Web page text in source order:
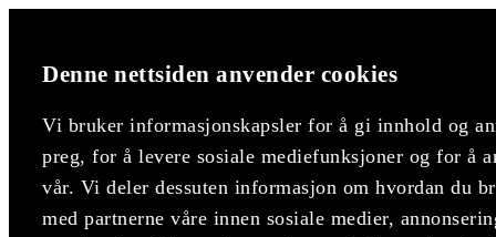
Denne nettsiden anvender cookies
Vi bruker informasjonskapsler for å gi innhold og
preg, for å levere sosiale mediefunksjoner og for å
vår. Vi deler dessuten informasjon om hvordan du
med partnerne våre innen sosiale medier,